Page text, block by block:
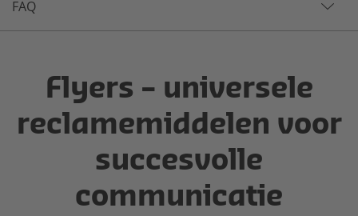
FAQ
Flyers – universele
reclamemiddelen voor
succesvolle
communicatie